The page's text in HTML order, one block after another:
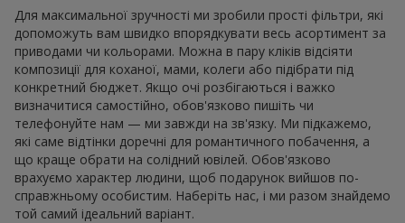
Для максимальної зручності ми зробили прості фільтри, які
допоможуть вам швидко впорядкувати весь асортимент за
приводами чи кольорами. Можна в пару кліків відсіяти
композиції для коханої, мами, колеги або підібрати під
конкретний бюджет. Якщо очі розбігаються і важко
визначитися самостійно, обов'язково пишіть чи
телефонуйте нам — ми завжди на зв'язку. Ми підкажемо,
які саме відтінки доречні для романтичного побачення, а
що краще обрати на солідний ювілей. Обов'язково
врахуємо характер людини, щоб подарунок вийшов по-
справжньому особистим. Наберіть нас, і ми разом знайдемо
той самий ідеальний варіант.